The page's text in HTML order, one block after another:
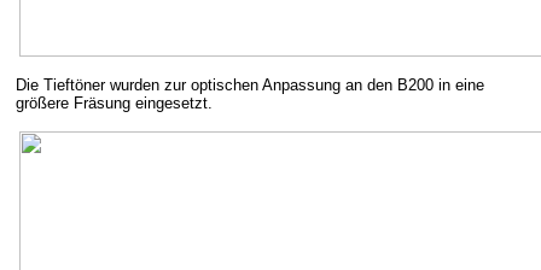
Die Tieftöner wurden zur optischen Anpassung an den B200 in eine
größere Fräsung eingesetzt.